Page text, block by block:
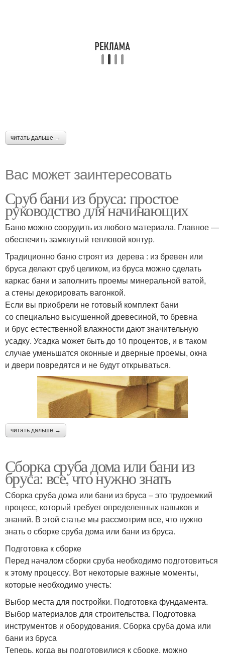
читать дальше →
Вас может заинтересовать
Сруб бани из бруса: простое
руководство для начинающих
Баню можно соорудить из любого материала. Главное —
обеспечить замкнутый тепловой контур.
Традиционно баню строят из дерева : из бревен или
бруса делают сруб целиком, из бруса можно сделать
каркас бани и заполнить проемы минеральной ватой,
а стены декорировать вагонкой.
Если вы приобрели не готовый комплект бани
со специально высушенной древесиной, то бревна
и брус естественной влажности дают значительную
усадку. Усадка может быть до 10 процентов, и в таком
случае уменьшатся оконные и дверные проемы, окна
и двери повредятся и не будут открываться.
читать дальше →
Сборка сруба дома или бани из
бруса: все, что нужно знать
Сборка сруба дома или бани из бруса – это трудоемкий
процесс, который требует определенных навыков и
знаний. В этой статье мы рассмотрим все, что нужно
знать о сборке сруба дома или бани из бруса.
Подготовка к сборке
Перед началом сборки сруба необходимо подготовиться
к этому процессу. Вот некоторые важные моменты,
которые необходимо учесть:
Выбор места для постройки. Подготовка фундамента.
Выбор материалов для строительства. Подготовка
инструментов и оборудования. Сборка сруба дома или
бани из бруса
Теперь, когда вы подготовилися к сборке, можно